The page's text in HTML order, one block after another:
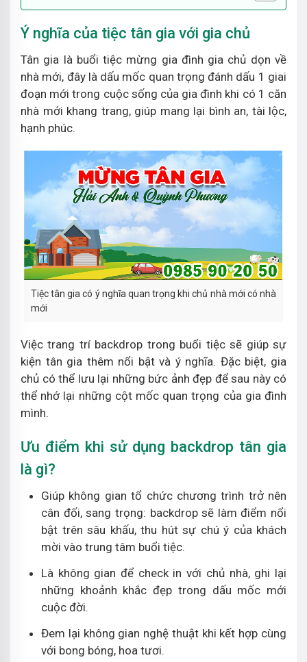
Ý nghĩa của tiệc tân gia với gia chủ
Tân gia là buổi tiệc mừng gia đình gia chủ dọn về
nhà mới, đây là dấu mốc quan trọng đánh dấu 1 giai
đoạn mới trong cuộc sống của gia đình khi có 1 căn
nhà mới khang trang, giúp mang lại bình an, tài lộc,
hạnh phúc.
Tiệc tân gia có ý nghĩa quan trọng khi chủ nhà mới có nhà
mới
Việc trang trí backdrop trong buổi tiệc sẽ giúp sự
kiện tân gia thêm nổi bật và ý nghĩa. Đặc biệt, gia
chủ có thể lưu lại những bức ảnh đẹp để sau này có
thể nhớ lại những cột mốc quan trọng của gia đình
mình.
Ưu điểm khi sử dụng backdrop tân gia
là gì?
Giúp không gian tổ chức chương trình trở nên
cân đối, sang trọng: backdrop sẽ làm điểm nổi
bật trên sâu khấu, thu hút sự chú ý của khách
mời vào trung tâm buổi tiệc.
Là không gian để check in với chủ nhà, ghi lại
những khoảnh khắc đẹp trong dấu mốc mới
cuộc đời.
Đem lại không gian nghệ thuật khi kết hợp cùng
với bong bóng, hoa tươi.